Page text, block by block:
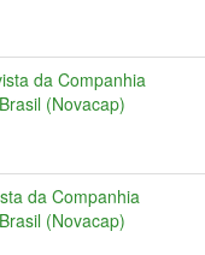
da Companhia
(Novacap)
da Companhia
(Novacap)